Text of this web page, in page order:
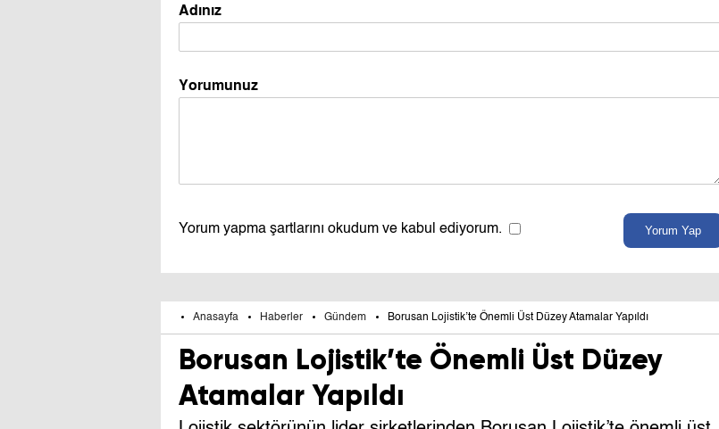
Adınız
Yorumunuz
Yorum yapma şartlarını okudum ve kabul ediyorum. Yorum Yap
Anasayfa Haberler Gündem Borusan Lojistik’te Önemli Üst Düzey Atamalar Yapıldı
Borusan Lojistik’te Önemli Üst Düzey
Atamalar Yapıldı